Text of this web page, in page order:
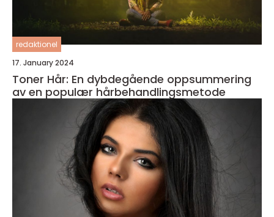
redaktionel
17. January 2024
Toner Hår: En dybdegående oppsummering
av en populær hårbehandlingsmetode